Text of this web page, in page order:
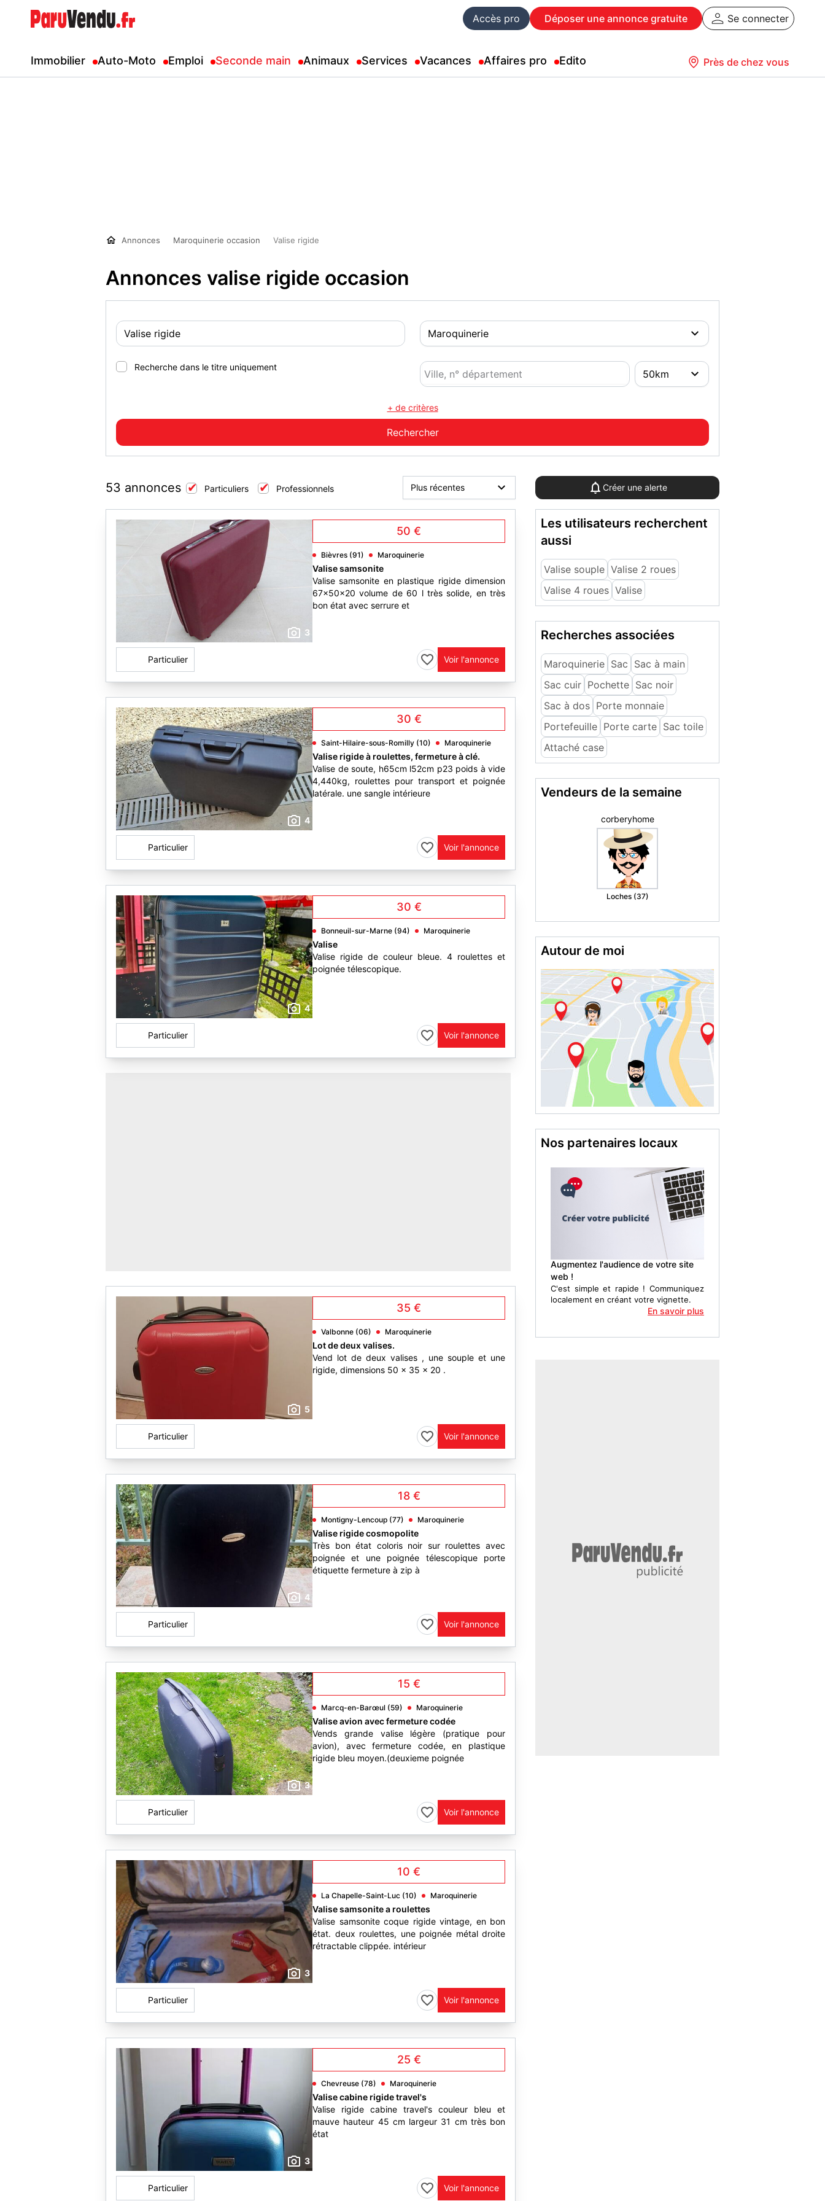
Accès pro Déposer une annonce gratuite Se connecter
Immobilier Auto-Moto Emploi Seconde main Animaux Services Vacances Affaires pro Edito Près de chez vous
Annonces Maroquinerie occasion Valise rigide
Annonces valise rigide occasion
Recherche dans le titre uniquement
+ de critères
53 annonces Particuliers Professionnels Créer une alerte
3
50 €
Bièvres (91) Maroquinerie
Valise samsonite
Valise samsonite en plastique rigide dimension
67x50x20 volume de 60 l très solide, en très
bon état avec serrure et
Particulier Voir l'annonce
4
30 €
Saint-Hilaire-sous-Romilly (10) Maroquinerie
Valise rigide à roulettes, fermeture à clé.
Valise de soute, h65cm l52cm p23 poids à vide
4,440kg, roulettes pour transport et poignée
latérale. une sangle intérieure
Particulier Voir l'annonce
4
30 €
Bonneuil-sur-Marne (94) Maroquinerie
Valise
Valise rigide de couleur bleue. 4 roulettes et
poignée télescopique.
Particulier Voir l'annonce
5
35 €
Valbonne (06) Maroquinerie
Lot de deux valises.
Vend lot de deux valises , une souple et une
rigide, dimensions 50 x 35 x 20 .
Particulier Voir l'annonce
4
18 €
Montigny-Lencoup (77) Maroquinerie
Valise rigide cosmopolite
Très bon état coloris noir sur roulettes avec
poignée et une poignée télescopique porte
étiquette fermeture à zip à
Particulier Voir l'annonce
3
15 €
Marcq-en-Barœul (59) Maroquinerie
Valise avion avec fermeture codée
Vends grande valise légère (pratique pour
avion), avec fermeture codée, en plastique
rigide bleu moyen.(deuxieme poignée
Particulier Voir l'annonce
3
10 €
La Chapelle-Saint-Luc (10) Maroquinerie
Valise samsonite a roulettes
Valise samsonite coque rigide vintage, en bon
état. deux roulettes, une poignée métal droite
rétractable clippée. intérieur
Particulier Voir l'annonce
3
25 €
Chevreuse (78) Maroquinerie
Valise cabine rigide travel's
Valise rigide cabine travel's couleur bleu et
mauve hauteur 45 cm largeur 31 cm très bon
état
Particulier Voir l'annonce
Les utilisateurs recherchent
aussi
Valise souple Valise 2 roues
Valise 4 roues Valise
Recherches associées
Maroquinerie Sac Sac à main
Sac cuir Pochette Sac noir
Sac à dos Porte monnaie
Portefeuille Porte carte Sac toile
Attaché case
Vendeurs de la semaine
Marie christine
M.
Autour de moi
Nos partenaires locaux
Augmentez l'audience de votre site
web !
C'est simple et rapide ! Communiquez
localement en créant votre vignette.